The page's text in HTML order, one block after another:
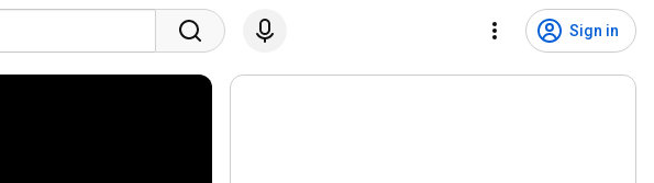
Sign in